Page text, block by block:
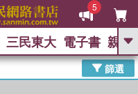
5
GO
三民東大 電子書 親子
篩選